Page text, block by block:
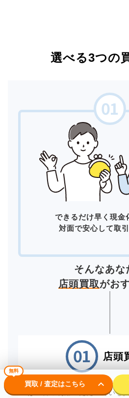
選べる3つの
できるだけ早く現金
対面で安心して取引
そんなあな
店頭買取がお
店頭
お近くの店舗へ直接お持ちい
は一番ご利用いただいている
無料
買取 / 査定はこちら keyboard_arrow_down